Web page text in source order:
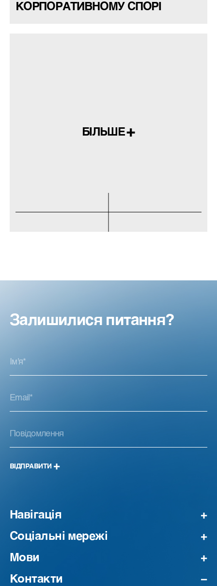
КОРПОРАТИВНОМУ СПОРІ
БІЛЬШЕ
Залишилися питання?
ВІДПРАВИТИ
Навігація
Соціальні мережі
Мови
Контакти